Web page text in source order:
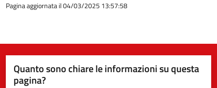
Pagina aggiornata il 04/03/2025 13:57:58
Quanto sono chiare le informazioni su questa
pagina?